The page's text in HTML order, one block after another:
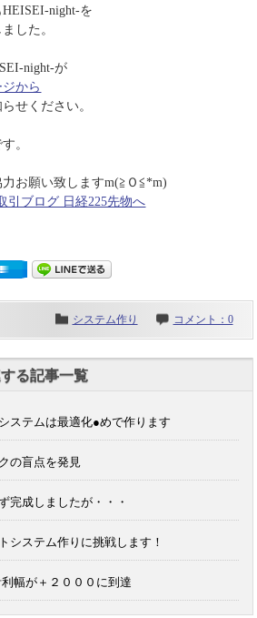
night-を
した。
night-が
から
せください。
。
お願い致しますm(≧Ｏ≦*m)
システム作り コメント：0
る記事一覧
ステムは最適化●めで作ります
の盲点を発見
完成しましたが・・・
システム作りに挑戦します！
幅が＋２０００に到達